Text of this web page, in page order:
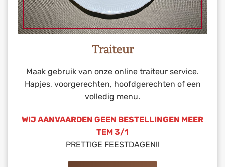
Traiteur
Maak gebruik van onze online traiteur service.
Hapjes, voorgerechten, hoofdgerechten of een
volledig menu.
WIJ AANVAARDEN GEEN BESTELLINGEN MEER
TEM 3/1
PRETTIGE FEESTDAGEN!!